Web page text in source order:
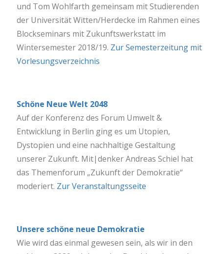
und Tom Wohlfarth gemeinsam mit Studierenden
der Universität Witten/Herdecke im Rahmen eines
Blockseminars mit Zukunftswerkstatt im
Wintersemester 2018/19. Zur Semesterzeitung mit
Vorlesungsverzeichnis
Schöne Neue Welt 2048
Auf der Konferenz des Forum Umwelt &
Entwicklung in Berlin ging es um Utopien,
Dystopien und eine nachhaltige Gestaltung
unserer Zukunft. Mit|denker Andreas Schiel hat
das Themenforum „Zukunft der Demokratie“
moderiert. Zur Veranstaltungsseite
Unsere schöne neue Demokratie
Wie wird das einmal gewesen sein, als wir in den